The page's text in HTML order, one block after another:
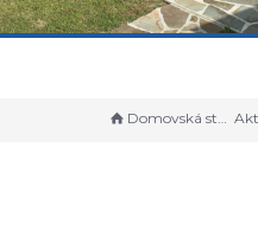
Domovská stránka